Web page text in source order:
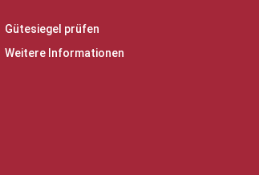
Gütesiegel prüfen
Weitere Informationen